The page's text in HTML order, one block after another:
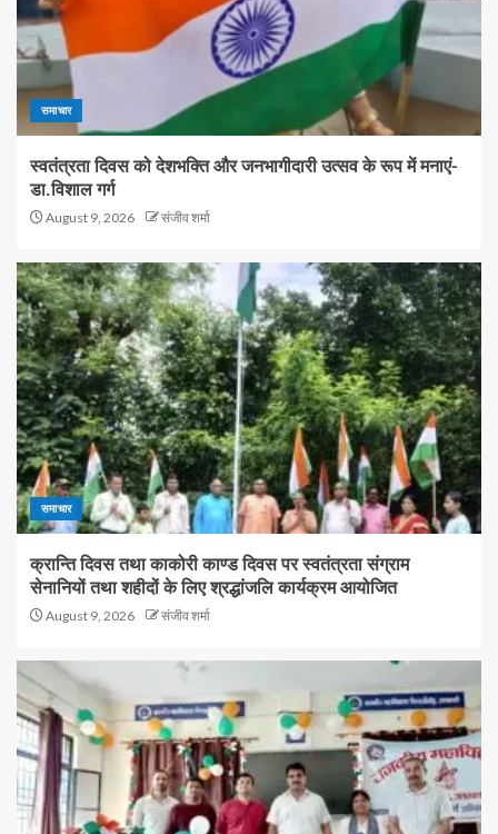
समाचार
स्वतंत्रता दिवस को देशभक्ति और जनभागीदारी उत्सव के रूप में मनाएं-
डा.विशाल गर्ग
August 9, 2026 संजीव शर्मा
समाचार
क्रान्ति दिवस तथा काकोरी काण्ड दिवस पर स्वतंत्रता संग्राम
सेनानियों तथा शहीदों के लिए श्रद्धांजलि कार्यक्रम आयोजित
August 9, 2026 संजीव शर्मा